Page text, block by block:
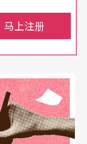
间，进入了许丙
剧团与前云门资
俗共赏的作品。
特色景点演出，能
马上注册